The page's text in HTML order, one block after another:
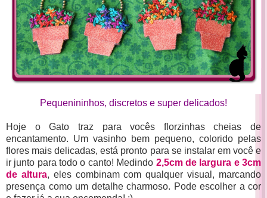
Pequenininhos, discretos e super delicados!
Hoje o Gato traz para vocês florzinhas cheias de
encantamento. Um vasinho bem pequeno, colorido pelas
flores mais delicadas, está pronto para se instalar em você e
ir junto para todo o canto! Medindo 2,5cm de largura e 3cm
de altura, eles combinam com qualquer visual, marcando
presença como um detalhe charmoso. Pode escolher a cor